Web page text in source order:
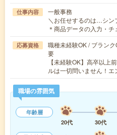
仕事内容
一般事務
＼お任せするのは…シ
＊商品データの入力・
応募資格
職種未経験OK / ブラン
要
【未経験OK】高卒以上
ルは一切問いません！
職場の雰囲気
年齢層
20代
30代